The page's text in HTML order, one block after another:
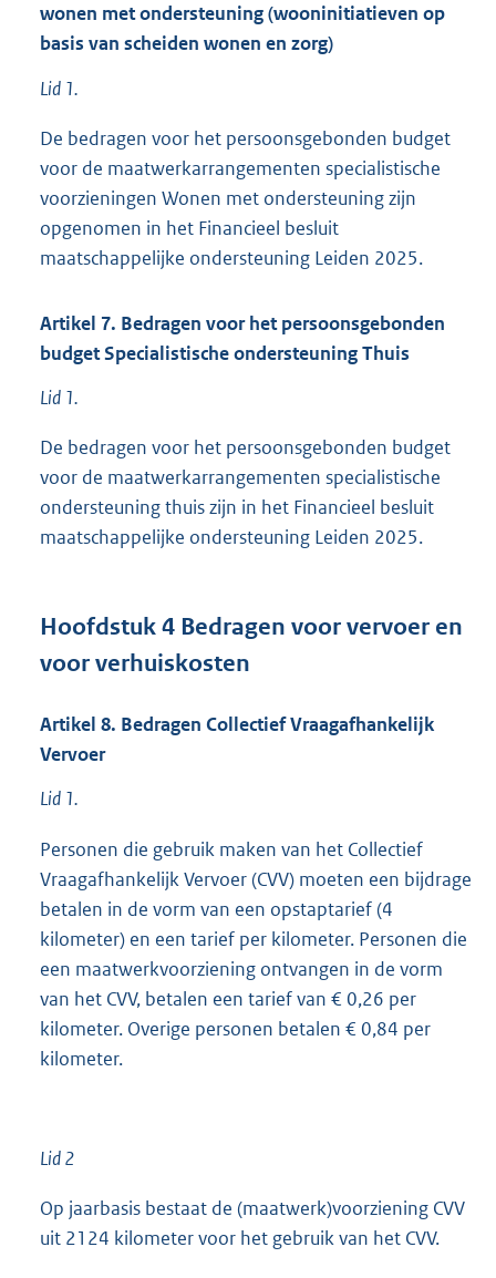
wonen met ondersteuning (wooninitiatieven op
basis van scheiden wonen en zorg)
Lid 1.
De bedragen voor het persoonsgebonden budget
voor de maatwerkarrangementen specialistische
voorzieningen Wonen met ondersteuning zijn
opgenomen in het Financieel besluit
maatschappelijke ondersteuning Leiden 2025.
Artikel 7. Bedragen voor het persoonsgebonden
budget Specialistische ondersteuning Thuis
Lid 1.
De bedragen voor het persoonsgebonden budget
voor de maatwerkarrangementen specialistische
ondersteuning thuis zijn in het Financieel besluit
maatschappelijke ondersteuning Leiden 2025.
Hoofdstuk4 Bedragen voor vervoer en
voor verhuiskosten
Artikel 8. Bedragen Collectief Vraagafhankelijk
Vervoer
Lid 1.
Personen die gebruik maken van het Collectief
Vraagafhankelijk Vervoer (CVV) moeten een bijdrage
betalen in de vorm van een opstaptarief (4
kilometer) en een tarief per kilometer. Personen die
een maatwerkvoorziening ontvangen in de vorm
van het CVV, betalen een tarief van € 0,26 per
kilometer. Overige personen betalen € 0,84 per
kilometer.
Lid 2
Op jaarbasis bestaat de (maatwerk)voorziening CVV
uit 2124 kilometer voor het gebruik van het CVV.